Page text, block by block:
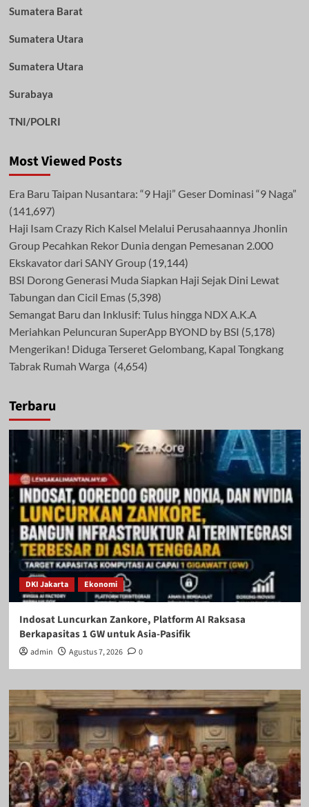
Sumatera Barat
Sumatera Utara
Sumatera Utara
Surabaya
TNI/POLRI
Most Viewed Posts
Era Baru Taipan Nusantara: “9 Haji” Geser Dominasi “9 Naga”
(141,697)
Haji Isam Crazy Rich Kalsel Melalui Perusahaannya Jhonlin
Group Pecahkan Rekor Dunia dengan Pemesanan 2.000
Ekskavator dari SANY Group (19,144)
BSI Dorong Generasi Muda Siapkan Haji Sejak Dini Lewat
Tabungan dan Cicil Emas (5,398)
Semangat Baru dan Inklusif: Tulus hingga NDX A.K.A
Meriahkan Peluncuran SuperApp BYOND by BSI (5,178)
Mengerikan! Diduga Terseret Gelombang, Kapal Tongkang
Tabrak Rumah Warga (4,654)
Terbaru
DKI Jakarta Ekonomi
Indosat Luncurkan Zankore, Platform AI Raksasa
Berkapasitas 1 GW untuk Asia-Pasifik
admin Agustus 7, 2026 0